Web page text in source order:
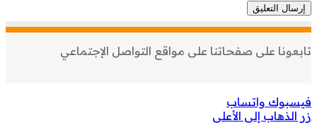
تابعونا على صفحاتنا على مواقع التواصل الإجتماعي
فيسبوك واتساب
زر الذهاب إلى الأعلى